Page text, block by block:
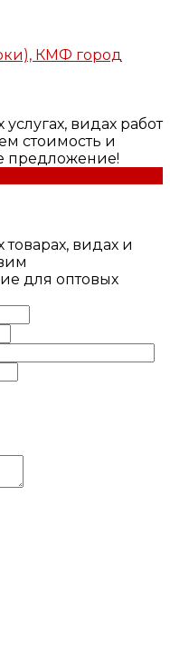
КМФ город
видах работ
стоимость и
предложение!
видах и
для оптовых
лицо